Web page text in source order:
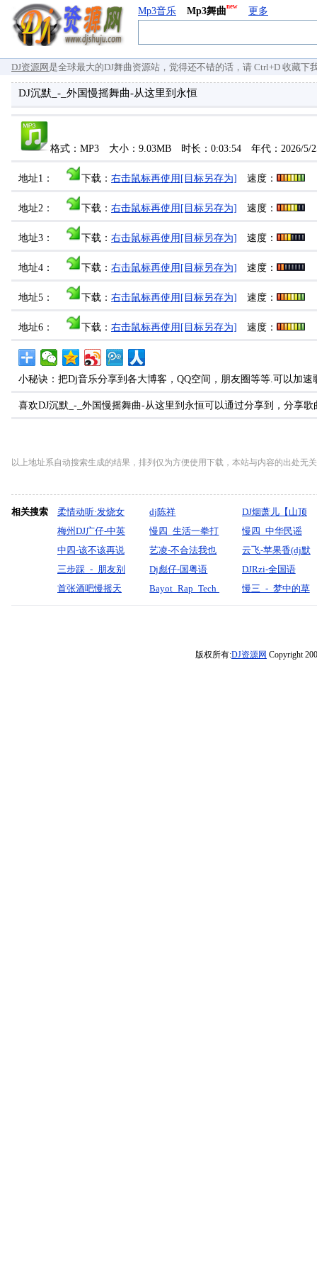
Mp3音乐 Mp3舞曲new 更多
DJ资源网 是全球最大的DJ舞曲资源站，觉得还不错的话，请 Ctrl+D 收藏下
DJ沉默_-_外国慢摇舞曲-从这里到永恒
格式：MP3 大小：9.03MB 时长：0:03:54 年代：2026/
地址1： 下载： 右击鼠标再使用[目标另存为] 速度：
地址2： 下载： 右击鼠标再使用[目标另存为] 速度：
地址3： 下载： 右击鼠标再使用[目标另存为] 速度：
地址4： 下载： 右击鼠标再使用[目标另存为] 速度：
地址5： 下载： 右击鼠标再使用[目标另存为] 速度：
地址6： 下载： 右击鼠标再使用[目标另存为] 速度：
小秘诀：把Dj音乐分享到各大博客，QQ空间，朋友圈等等.可以加速
喜欢DJ沉默_-_外国慢摇舞曲-从这里到永恒可以通过分享到，分享
以上地址系自动搜索生成的结果，排列仅为方便使用下载，本站与内容的出处无
相关搜索
柔情动听·发烧女
声《你是我的传
说》车载大碟-酷
音领域-dj贝奇
mix
dj陈祥
DJ烟萧儿【山顶
上的歌-岁月神
偷-往后余生》火
爆动感精品串烧
梅州DJ广仔-中英
文Electro精选内
部私货上头跳舞
大碟第三碟串烧
慢四_生活一拳打
碎了我【祁隆】-
宝剑制作
慢四_中华民谣
_(南北的路你要
走一走)-王佳音-
无心制作
中四-该不该再说
我爱你-李英（太
原-王源制作）
艺凌-不合法我也
爱你(DJ欧东-
Electro2024)
云飞-苹果香(dj默
涵版)
三步踩_-_朋友别
哭（陈影）『默
Dj彪仔-国粤语
Electro音乐再见
DJRzi-全国语
LakHouse明天过
首张酒吧慢摇天
Bayot_Rap_Tech_Buonce_DjJeromeKmc
慢三_-_梦中的草
版权所有:DJ资源网 Copyright